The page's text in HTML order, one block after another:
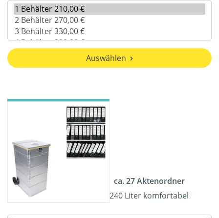
Auswählen
ca. 27 Aktenordner
240 Liter komfortabel